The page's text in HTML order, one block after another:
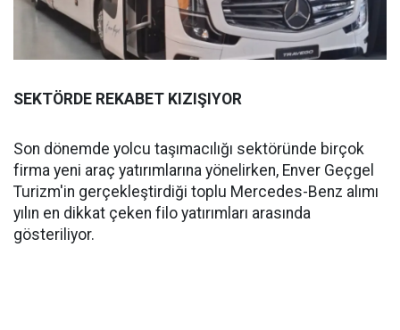
SEKTÖRDE REKABET KIZIŞIYOR
Son dönemde yolcu taşımacılığı sektöründe birçok
firma yeni araç yatırımlarına yönelirken, Enver Geçgel
Turizm'in gerçekleştirdiği toplu Mercedes-Benz alımı
yılın en dikkat çeken filo yatırımları arasında
gösteriliyor.